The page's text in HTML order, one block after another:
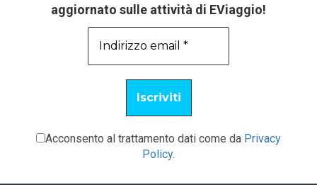
aggiornato sulle attività di EViaggio!
Acconsento al trattamento dati come da Privacy
Policy.